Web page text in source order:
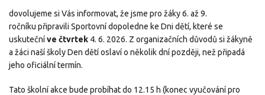
dovolujeme si Vás informovat, že jsme pro žáky 6. až 9.
ročníku připravili Sportovní dopoledne ke Dni dětí, které se
uskutečníve čtvrtek 4. 6. 2026. Z organizačních důvodů si žákyně
a žáci naší školy Den dětí oslaví o několik dní později, než připadá
jeho oficiální termín.
Tato školní akce bude probíhat do 12.15 h (konec vyučování pro